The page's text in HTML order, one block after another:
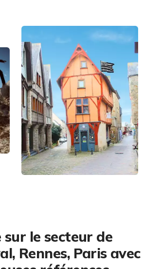
sur le secteur de
Rennes, Paris avec